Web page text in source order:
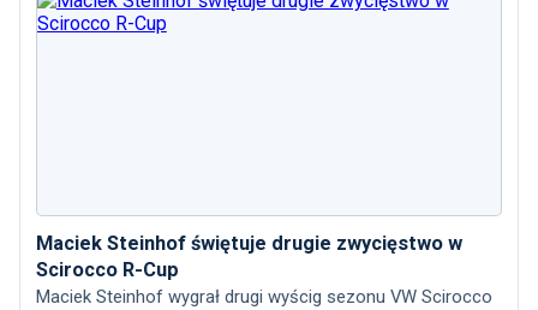
Maciek Steinhof świętuje drugie zwycięstwo w
Scirocco R-Cup
Maciek Steinhof wygrał drugi wyścig sezonu VW Scirocco